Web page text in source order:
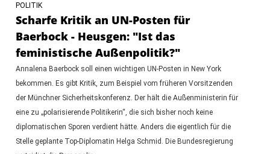
POLITIK
Scharfe Kritik an UN-Posten für
Baerbock - Heusgen: "Ist das
feministische Außenpolitik?"
Annalena Baerbock soll einen wichtigen UN-Posten in New York
bekommen. Es gibt Kritik, zum Beispiel vom früheren Vorsitzenden
der Münchner Sicherheitskonferenz. Der hält die Außenministerin für
eine zu „polarisierende Politikerin“, die sich bisher noch keine
diplomatischen Sporen verdient hätte. Anders die eigentlich für die
Stelle geplante Top-Diplomatin Helga Schmid. Die Bundesregierung